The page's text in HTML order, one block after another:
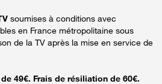
soumises à conditions avec
en France métropolitaine sous
de la TV après la mise en service de
49€. Frais de résiliation de 60€.